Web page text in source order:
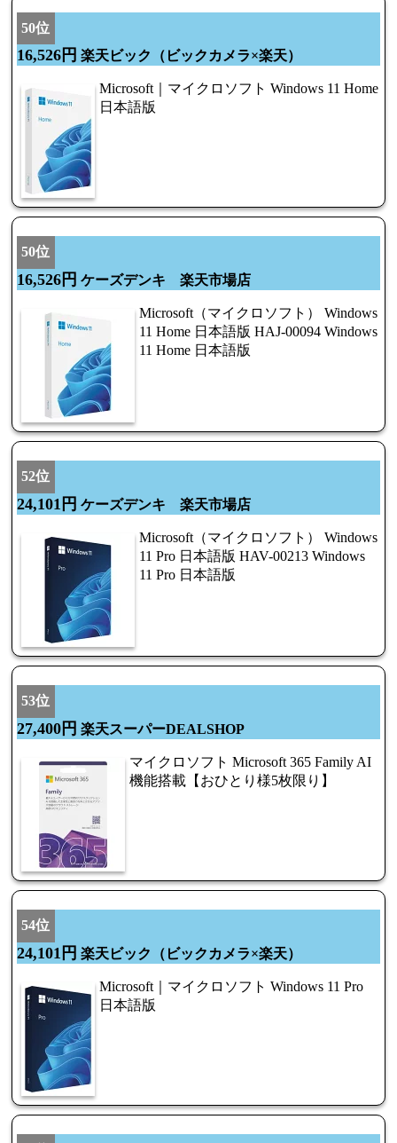
50位
16,526円 楽天ビック（ビックカメラ×楽天）
Microsoft｜マイクロソフト Windows 11 Home
日本語版
50位
16,526円 ケーズデンキ 楽天市場店
Microsoft（マイクロソフト） Windows
11 Home 日本語版 HAJ-00094 Windows
11 Home 日本語版
52位
24,101円 ケーズデンキ 楽天市場店
Microsoft（マイクロソフト） Windows
11 Pro 日本語版 HAV-00213 Windows
11 Pro 日本語版
53位
27,400円 楽天スーパーDEALSHOP
マイクロソフト Microsoft 365 Family AI
機能搭載【おひとり様5枚限り】
54位
24,101円 楽天ビック（ビックカメラ×楽天）
Microsoft｜マイクロソフト Windows 11 Pro
日本語版